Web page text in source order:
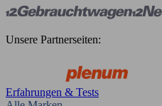
Unsere Partnerseiten:
Erfahrungen & Tests